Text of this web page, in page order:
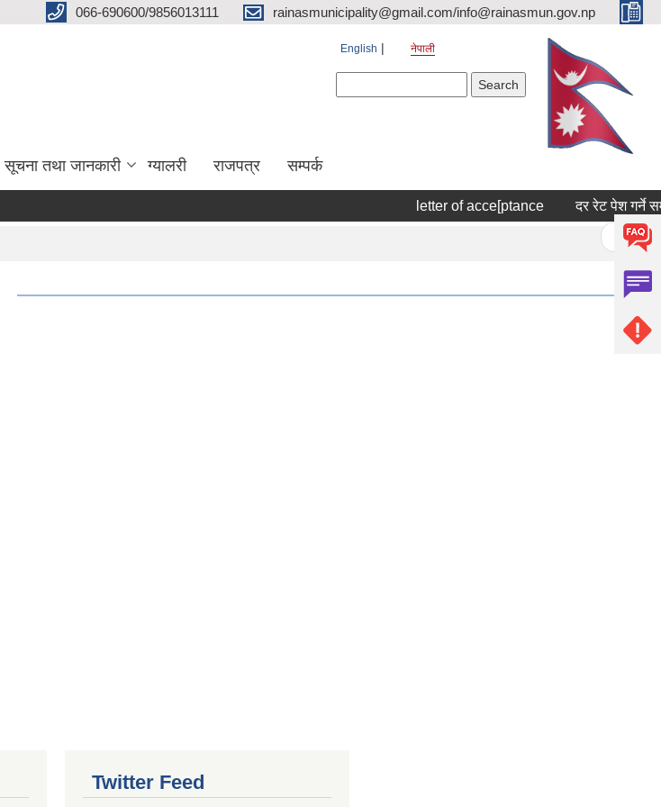
066-690600/9856013111 rainasmunicipality@gmail.com/info@rainasmun.gov.np
English नेपाली
सूचना तथा जानकारी ग्यालरी राजपत्र सम्पर्क
letter of acce[ptance दर रेट पेश गर्ने
« first
Twitter Feed